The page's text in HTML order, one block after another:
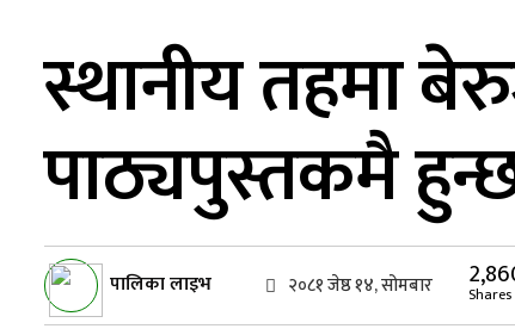
स्थानीय तहमा
पाठ्यपुस्तकमै
पालिका लाइभ २०८१ जेष्ठ १४, सोमबार Shares